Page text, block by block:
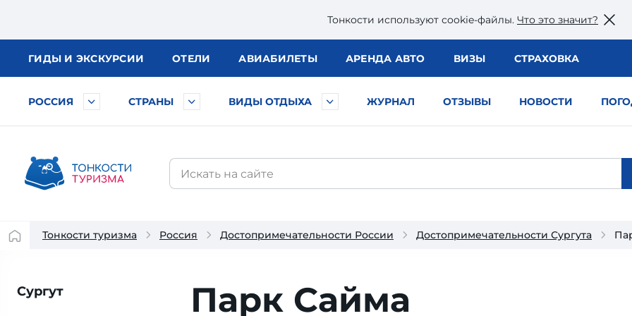
Тонкости используют сookie-файлы. Что это значит?
ГИДЫ И ЭКСКУРСИИ ОТЕЛИ АВИАБИЛЕТЫ АРЕНДА АВТО ВИЗЫ СТРАХОВКА
РОССИЯ СТРАНЫ ВИДЫ ОТДЫХА ЖУРНАЛ ОТЗЫВЫ НОВОСТИ
Тонкости туризма Россия Достопримечательности России Достопримечательности Сургута
Сургут Парк Сайма